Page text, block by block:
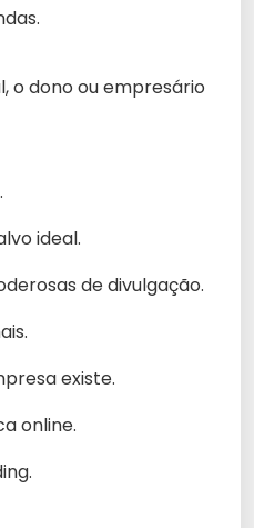
o dono ou empresário
ideal.
de divulgação.
existe.
online.